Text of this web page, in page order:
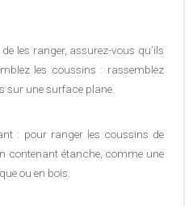
les ranger, assurez-vous qu’ils
les coussins : rassemblez
sur une surface plane.
: pour ranger les coussins de
contenant étanche, comme une
ou en bois.